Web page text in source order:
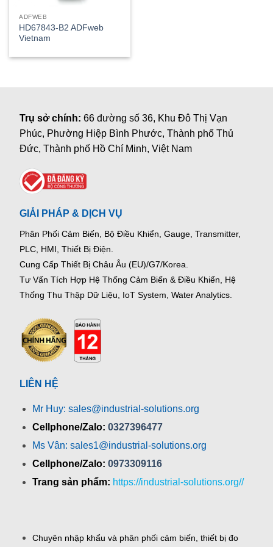
ADFWEB
HD67843-B2 ADFweb
Vietnam
Trụ sở chính:66 đường số 36, Khu Đô Thị Vạn
Phúc, Phường Hiệp Bình Phước, Thành phố Thủ
Đức, Thành phố Hồ Chí Minh, Việt Nam
GIẢI PHÁP & DỊCH VỤ
Phân Phối Cảm Biến, Bộ Điều Khiển, Gauge, Transmitter,
PLC, HMI, Thiết Bị Điện.
Cung Cấp Thiết Bị Châu Âu (EU)/G7/Korea.
Tư Vấn Tích Hợp Hệ Thống Cảm Biến & Điều Khiển, Hệ
Thống Thu Thập Dữ Liệu, IoT System, Water Analytics.
LIÊN HỆ
Mr Huy: sales@industrial-solutions.org
Cellphone/Zalo: 0327396477
Ms Vân: sales1@industrial-solutions.org
Cellphone/Zalo: 0973309116
Trang sản phẩm: https://industrial-solutions.org//
Chuyên nhập khẩu và phân phối cảm biến, thiết bị đo